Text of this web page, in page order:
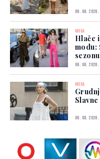
06. 08. 2026.
MODA
Hlače
modu:
sezonu
06. 08. 2026.
MODA
06. 08. 2026.